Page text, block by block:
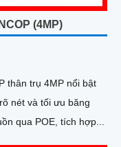
(4MP)
thân trụ 4MP nổi bật
nét và tối ưu băng
nguồn qua POE, tích hợp...